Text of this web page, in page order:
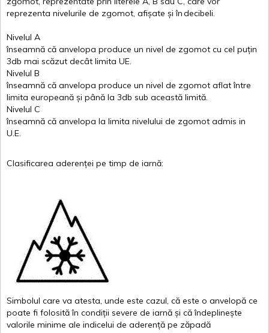
reprezenta nivelurile de zgomot, afișate și îndecibeli.
Nivelul A
înseamnă că anvelopa produce un nivel de zgomot cu cel puțin
3db mai scăzut decât limita UE.
Nivelul B
înseamnă că anvelopa produce un nivel de zgomot aflat între
limita europeană și până la 3db sub această limită.
Nivelul C
înseamnă că anvelopa la limita nivelului de zgomot admis in
U.E.
Clasificarea aderenței pe timp de iarnă:
Simbolul care va atesta, unde este cazul, că este o anvelopă ce
poate fi folosită în condiții severe de iarnă și că îndeplinește
valorile minime ale indicelui de aderență pe zăpadă